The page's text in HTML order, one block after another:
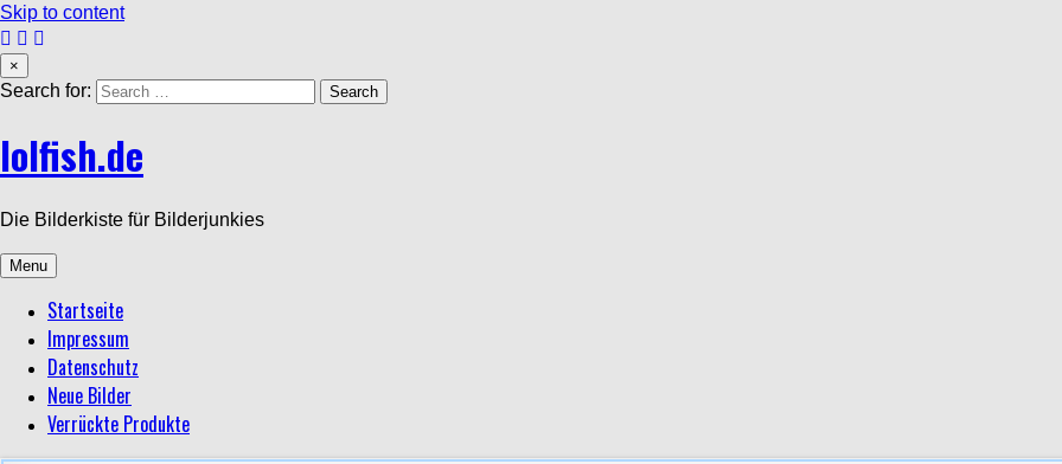
Skip to content
×
Search for:
lolfish.de
Die Bilderkiste für Bilderjunkies
Menu
Startseite
Impressum
Datenschutz
Neue Bilder
Verrückte Produkte